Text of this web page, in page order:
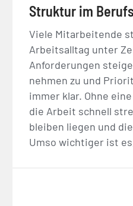
Struktur im
Viele Mitarbeitende
Arbeitsalltag unter
Anforderungen
nehmen zu und
immer klar. Ohne
die Arbeit schnell
bleiben liegen und
Umso wichtiger ist